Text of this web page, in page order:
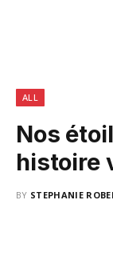
ALL
Nos
histoire
BY STEPHANIE